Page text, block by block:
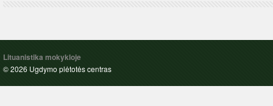
Lituanistika mokykloje
© 2026 Ugdymo plėtotės centras